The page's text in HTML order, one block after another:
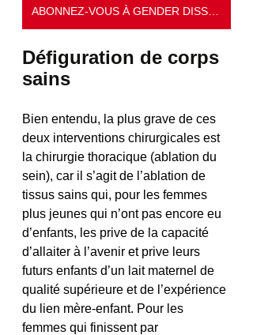
Défiguration de corps
sains
Bien entendu, la plus grave de ces
deux interventions chirurgicales est
la chirurgie thoracique (ablation du
sein), car il s’agit de l’ablation de
tissus sains qui, pour les femmes
plus jeunes qui n’ont pas encore eu
d’enfants, les prive de la capacité
d’allaiter à l’avenir et prive leurs
futurs enfants d’un lait maternel de
qualité supérieure et de l’expérience
du lien mère-enfant. Pour les
femmes qui finissent par